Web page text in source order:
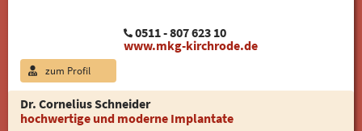
0511 - 807 623 10
www.mkg-kirchrode.de
zum Profil
Dr. Cornelius Schneider
hochwertige und moderne Implantate